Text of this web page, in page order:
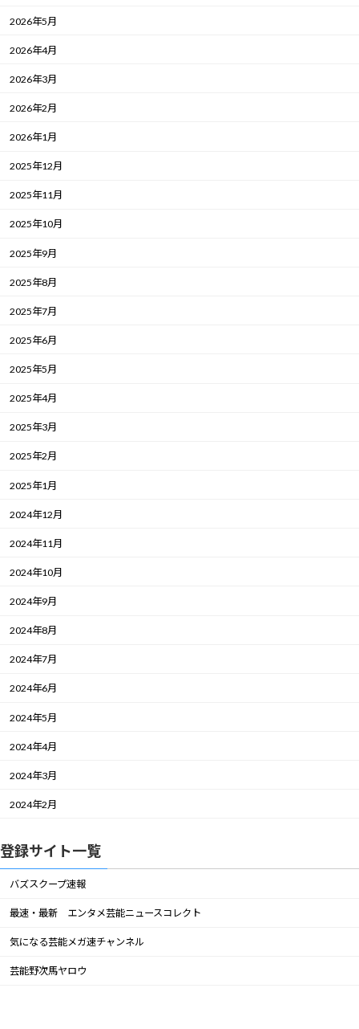
2026年5月
2026年4月
2026年3月
2026年2月
2026年1月
2025年12月
2025年11月
2025年10月
2025年9月
2025年8月
2025年7月
2025年6月
2025年5月
2025年4月
2025年3月
2025年2月
2025年1月
2024年12月
2024年11月
2024年10月
2024年9月
2024年8月
2024年7月
2024年6月
2024年5月
2024年4月
2024年3月
2024年2月
登録サイト一覧
バズスクープ速報
最速・最新 エンタメ芸能ニュースコレクト
気になる芸能メガ速チャンネル
芸能野次馬ヤロウ